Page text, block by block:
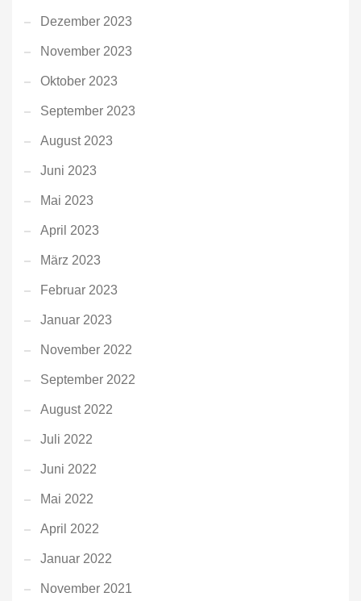
Dezember 2023
November 2023
Oktober 2023
September 2023
August 2023
Juni 2023
Mai 2023
April 2023
März 2023
Februar 2023
Januar 2023
November 2022
September 2022
August 2022
Juli 2022
Juni 2022
Mai 2022
April 2022
Januar 2022
November 2021